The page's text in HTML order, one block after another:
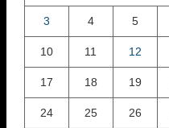
3 4 5
10 11 12
17 18 19
24 25 26